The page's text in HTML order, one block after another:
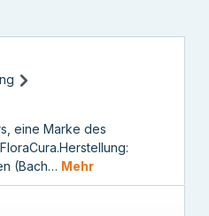
eine Marke des
(Bach… Mehr